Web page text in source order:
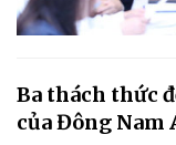
Ba thách thức
của Đông Nam